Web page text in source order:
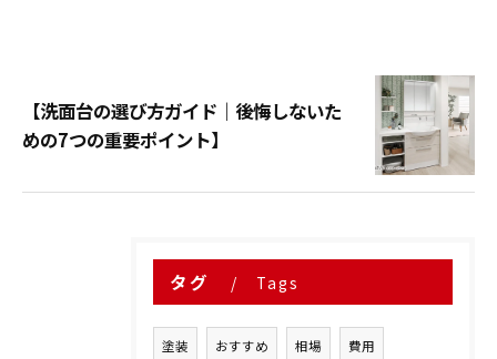
【洗面台の選び方ガイド｜後悔しないた
めの7つの重要ポイント】
タグ Tags
塗装 おすすめ 相場 費用